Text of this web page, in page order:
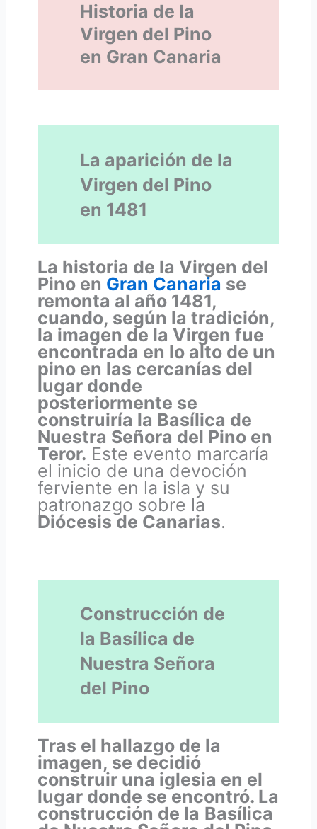
Historia de la
Virgen del Pino
en Gran Canaria
La aparición de la
Virgen del Pino
en 1481
La historia de la Virgen del
Pino en Gran Canaria se
remonta al año 1481,
cuando, según la tradición,
la imagen de la Virgen fue
encontrada en lo alto de un
pino en las cercanías del
lugar donde
posteriormente se
construiría la Basílica de
Nuestra Señora del Pino en
Teror. Este evento marcaría
el inicio de una devoción
ferviente en la isla y su
patronazgo sobre la
Diócesis de Canarias.
Construcción de
la Basílica de
Nuestra Señora
del Pino
Tras el hallazgo de la
imagen, se decidió
construir una iglesia en el
lugar donde se encontró. La
construcción de la Basílica